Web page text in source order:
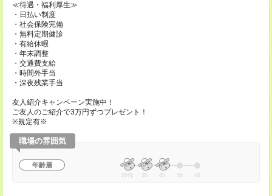
≪待遇・福利厚生≫
・日払い制度
・社会保険完備
・無料定期健診
・有給休暇
・年末調整
・交通費支給
・時間外手当
・深夜残業手当
友人紹介キャンペーン実施中！
ご友人のご紹介で3万円ずつプレゼント！
※規定有※
職場の雰囲気
年齢層
20代 30 40 50 60